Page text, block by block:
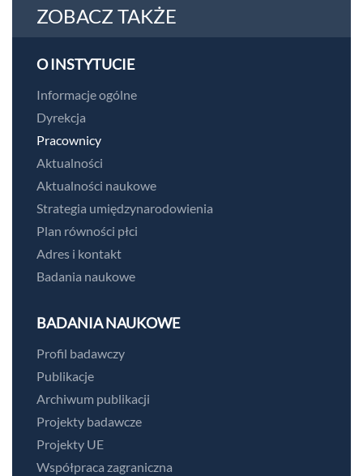
ZOBACZ TAKŻE
O INSTYTUCIE
Informacje ogólne
Dyrekcja
Pracownicy
Aktualności
Aktualności naukowe
Strategia umiędzynarodowienia
Plan równości płci
Adres i kontakt
Badania naukowe
BADANIA NAUKOWE
Profil badawczy
Publikacje
Archiwum publikacji
Projekty badawcze
Projekty UE
Współpraca zagraniczna